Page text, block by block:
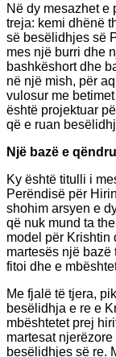
Në dy mesazhet e
treja: kemi dhënë
së besëlidhjes së
mes një burri dhe
bashkëshort dhe
në një mish, për
vulosur me
është projektuar
që e ruan
Një bazë e
Ky është titulli i
Perëndisë për
shohim arsyen e
që nuk mund ta
model për Krishtin
martesës një bazë
fitoi dhe e
Me fjalë të tjera,
besëlidhja e re e
mbështetet prej
martesat
besëlidhjes së re.